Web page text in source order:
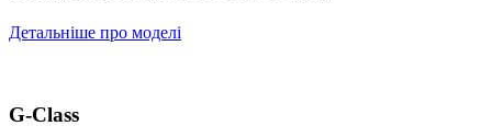
Детальніше про моделі
G-Class